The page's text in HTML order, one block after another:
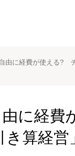
由に経費が使える?
由に経
き算経営